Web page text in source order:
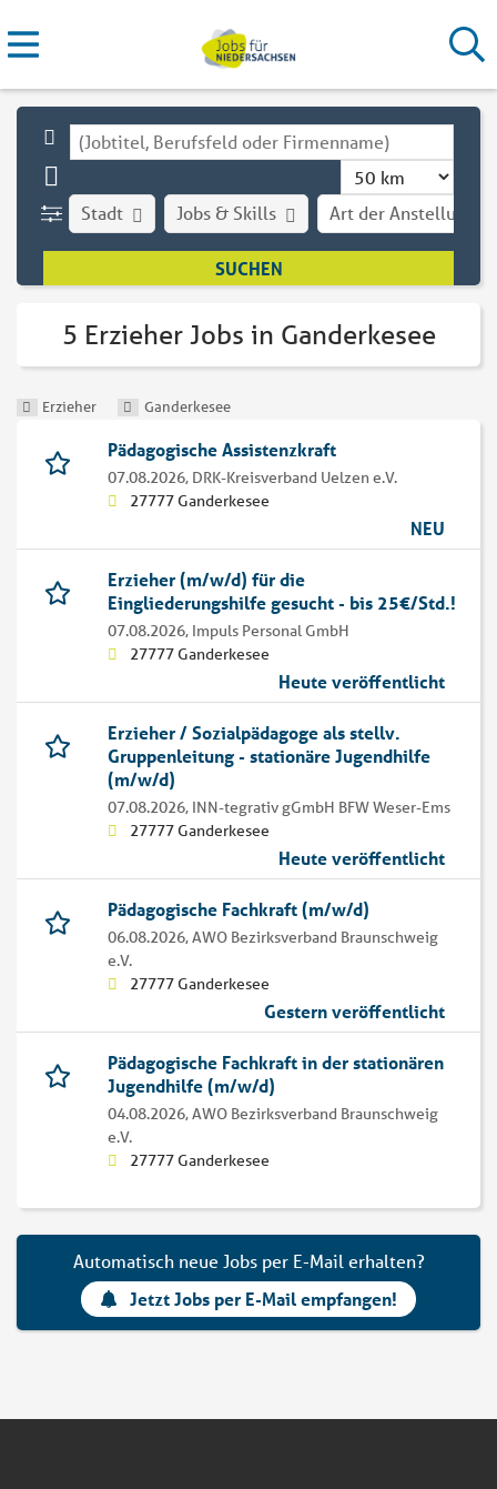
Stadt Art der Anstellung
Jobs & Skills
5 Erzieher Jobs in Ganderkesee
Erzieher Ganderkesee
Pädagogische Assistenzkraft
07.08.2026, DRK-Kreisverband Uelzen e.V.
27777 Ganderkesee
NEU
Erzieher (m/w/d) für die
Eingliederungshilfe gesucht - bis 25€/Std.!
07.08.2026, Impuls Personal GmbH
27777 Ganderkesee
Heute veröffentlicht
Erzieher / Sozialpädagoge als stellv.
Gruppenleitung - stationäre Jugendhilfe
(m/w/d)
07.08.2026, INN-tegrativ gGmbH BFW Weser-Ems
27777 Ganderkesee
Heute veröffentlicht
Pädagogische Fachkraft (m/w/d)
06.08.2026,AWO Bezirksverband Braunschweig
e.V.
27777 Ganderkesee
Gestern veröffentlicht
Pädagogische Fachkraft in der stationären
Jugendhilfe (m/w/d)
04.08.2026,AWO Bezirksverband Braunschweig
e.V.
27777 Ganderkesee
Automatisch neue Jobs per E-Mail erhalten?
Jetzt Jobs per E-Mail empfangen!